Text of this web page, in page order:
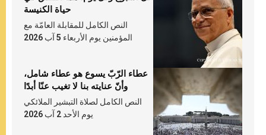
حياة الكنيسة
النص الكامل للمقابلة العامّة مع
المؤمنين يوم الأربعاء 5 آب 2026
عطاء الرّبّ يسوع هو عطاء شامل،
وأنّ عنايته بنا لا تغيب عنّا أبدًا
النص الكامل لصلاة التبشير الملائكي
يوم الأحد 2 آب 2026